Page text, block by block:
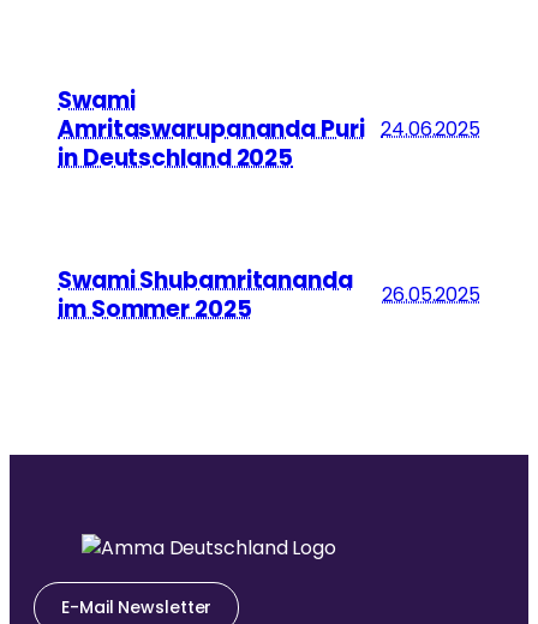
Swami
Amritaswarupananda Puri
in Deutschland 2025
24.06.2025
Swami Shubamritananda
im Sommer 2025
26.05.2025
E-Mail Newsletter